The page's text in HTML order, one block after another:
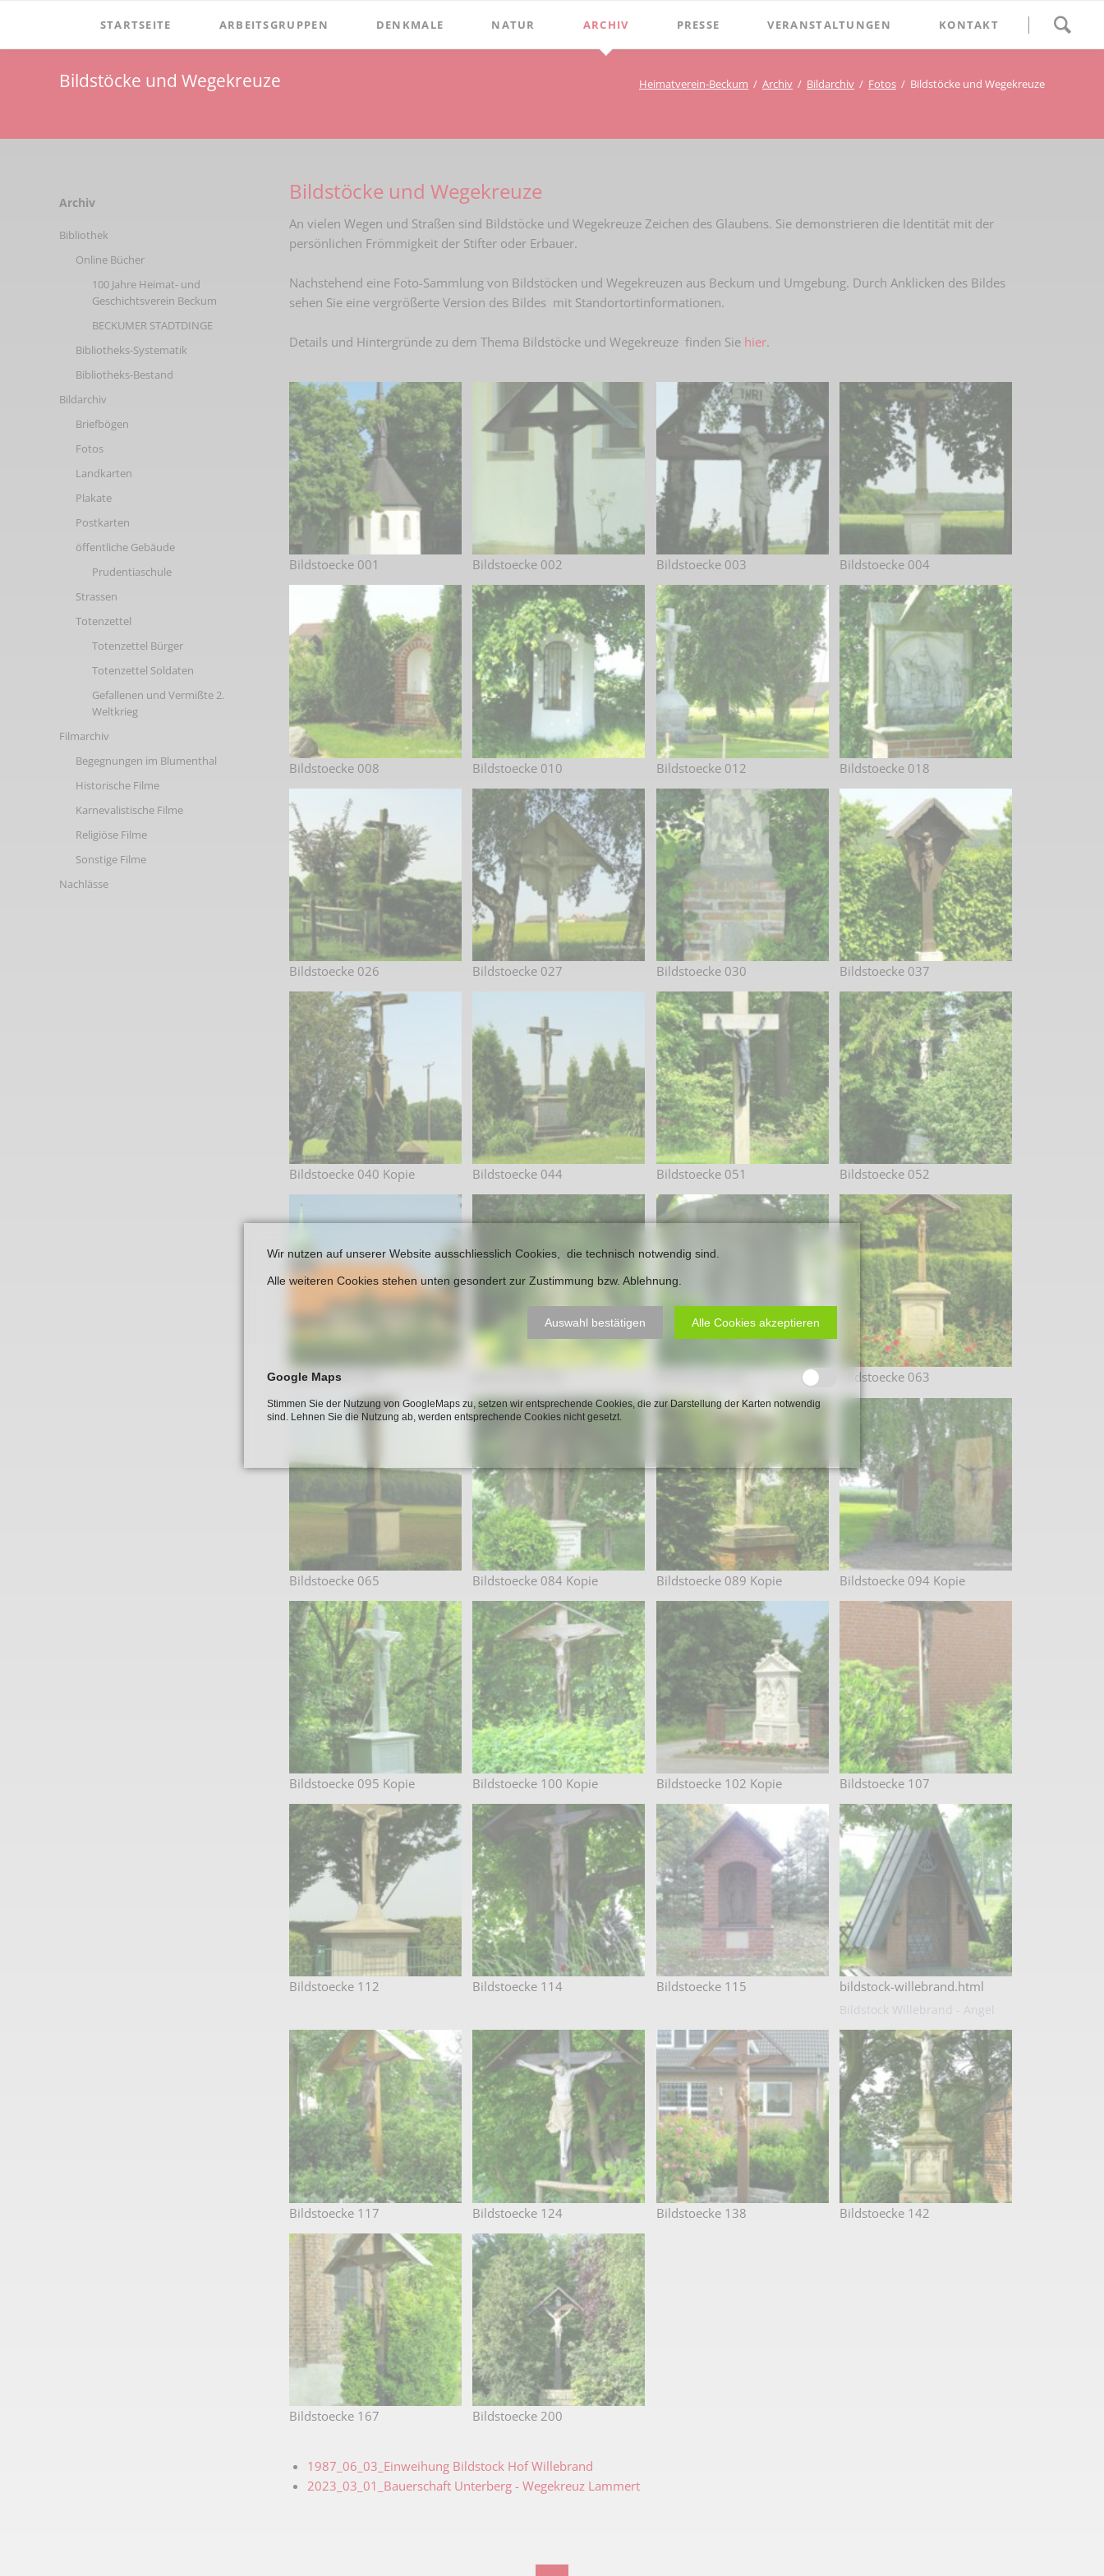
überspringen
STARTSEITE
Vereinsgeschichte
Vorsitzende
Newsletter
Links
ARBEITSGRUPPEN
Zementmuseum
Mineralien & Fossilien
DENKMALE
Köttings Mühle
Windmühle
Ständehaus
Schmiede Galen
Hochkreuz - Alter Friedhof
Jüdischer Friedhof
Steinkisten Gräber
Fürstengrab
Denkmal-Liste A
Denkmal-Liste B
Denkmal-Liste C
Denkmal-Liste Naturdenkmal
NATUR
Baum des Jahres
ARCHIV
Bibliotheks-Bestand
Briefbögen
Landkarten
Postkarten
öffentliche Gebäude
Prudentiaschule
Strassen
Totenzettel
Totenzettel Bürger
Totenzettel Soldaten
Gefallenen und Vermißte 2. Weltkrieg
Filmarchiv
Begegnungen im Blumenthal
Historische Filme
Karnevalistische Filme
Sonstige Filme
Nachlässe
PRESSE VERANSTALTUNGEN KONTAKT
Bildstöcke und Wegekreuze Heimatverein-Beckum Archiv Bildarchiv Fotos Bildstöcke und Wegekreuze
Bildstöcke und Wegekreuze
An vielen Wegen und Straßen sind Bildstöcke und Wegekreuze Zeichen des Glaubens. Sie demonstrieren die Identität mit der
persönlichen Frömmigkeit der Stifter oder Erbauer.
Nachstehend eine Foto-Sammlung von Bildstöcken und Wegekreuzen aus Beckum und Umgebung. Durch Anklicken des Bildes
sehen Sie eine vergrößerte Version des Bildes mit Standortortinformationen.
Details und Hintergründe zu dem Thema Bildstöcke und Wegekreuze finden Sie hier.
Bildstoecke 001 Bildstoecke 002 Bildstoecke 003 Bildstoecke 004
Bildstoecke 008 Bildstoecke 010 Bildstoecke 012 Bildstoecke 018
Bildstoecke 026 Bildstoecke 027 Bildstoecke 030 Bildstoecke 037
Bildstoecke 040 Kopie Bildstoecke 044 Bildstoecke 051 Bildstoecke 052
Bildstoecke 058 Bildstoecke 063
Bildstoecke 065 Bildstoecke 084 Kopie Bildstoecke 089 Kopie Bildstoecke 094 Kopie
Bildstoecke 095 Kopie Bildstoecke 100 Kopie Bildstoecke 102 Kopie Bildstoecke 107
Bildstoecke 112 Bildstoecke 114 Bildstoecke 115 bildstock-willebrand.html
Bildstock Willebrand - Angel
Bildstoecke 117 Bildstoecke 124 Bildstoecke 138 Bildstoecke 142
Bildstoecke 167 Bildstoecke 200
1987_06_03_Einweihung Bildstock Hof Willebrand
2023_03_01_Bauerschaft Unterberg - Wegekreuz Lammert
Navigation
Archiv
Bibliothek
Online Bücher
100 Jahre Heimat- und
Geschichtsverein Beckum
BECKUMER STADTDINGE
Bibliotheks-Systematik
Bibliotheks-Bestand
Bildarchiv
Briefbögen
Fotos
Landkarten
Plakate
Postkarten
öffentliche Gebäude
Prudentiaschule
Strassen
Totenzettel
Totenzettel Bürger
Totenzettel Soldaten
Gefallenen und Vermißte 2.
Weltkrieg
Filmarchiv
Begegnungen im Blumenthal
Historische Filme
Karnevalistische Filme
Religiöse Filme
Sonstige Filme
Nachlässe
Wir nutzen auf unserer Website ausschliesslich Cookies, die technisch notwendig sind.
Alle weiteren Cookies stehen unten gesondert zur Zustimmung bzw. Ablehnung.
Auswahl bestätigen Alle Cookies akzeptieren
Google Maps
Stimmen Sie der Nutzung von GoogleMaps zu, setzen wir entsprechende Cookies, die zur Darstellung der Karten notwendig
sind. Lehnen Sie die Nutzung ab, werden entsprechende Cookies nicht gesetzt.